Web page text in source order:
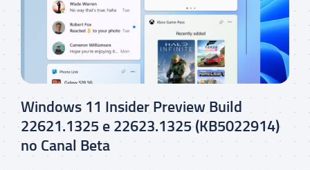
Windows 11 Insider Preview Build
22621.1325 e 22623.1325 (KB5022914)
no Canal Beta